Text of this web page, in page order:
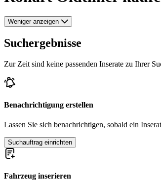
Weniger anzeigen
Suchergebnisse
Zur Zeit sind keine passenden Inserate zu Ihrer
Benachrichtigung erstellen
Lassen Sie sich benachrichtigen, sobald ein
Suchauftrag einrichten
Fahrzeug inserieren